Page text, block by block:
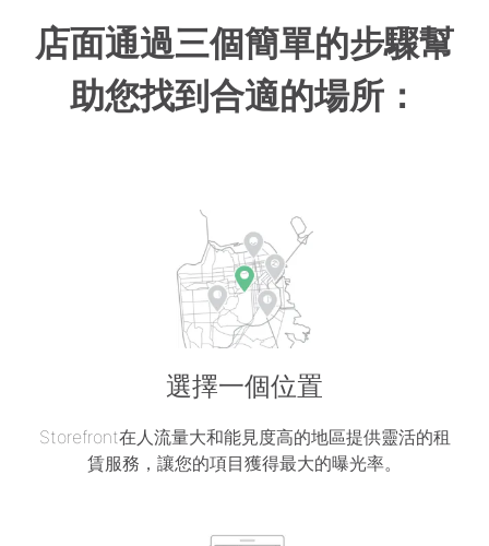
店面通過三個簡單的步驟幫
助您找到合適的場所：
選擇一個位置
Storefront在人流量大和能見度高的地區提供靈活的租
賃服務，讓您的項目獲得最大的曝光率。